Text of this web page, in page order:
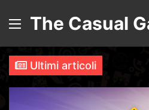
The Casual
Ultimi articoli